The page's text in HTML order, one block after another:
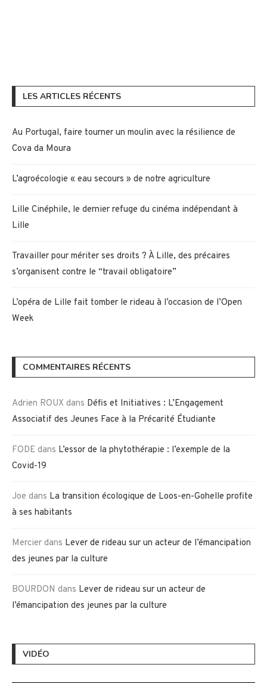
LES ARTICLES RÉCENTS
Au Portugal, faire tourner un moulin avec la résilience de
Cova da Moura
L’agroécologie « eau secours » de notre agriculture
Lille Cinéphile, le dernier refuge du cinéma indépendant à
Lille
Travailler pour mériter ses droits ? À Lille, des précaires
s’organisent contre le “travail obligatoire”
L’opéra de Lille fait tomber le rideau à l’occasion de l’Open
Week
COMMENTAIRES RÉCENTS
Adrien ROUX dans Défis et Initiatives : L’Engagement
Associatif des Jeunes Face à la Précarité Étudiante
FODE dans L’essor de la phytothérapie : l’exemple de la
Covid-19
Joe dans La transition écologique de Loos-en-Gohelle profite
à ses habitants
Mercier dans Lever de rideau sur un acteur de l’émancipation
des jeunes par la culture
BOURDON dans Lever de rideau sur un acteur de
l’émancipation des jeunes par la culture
VIDÉO